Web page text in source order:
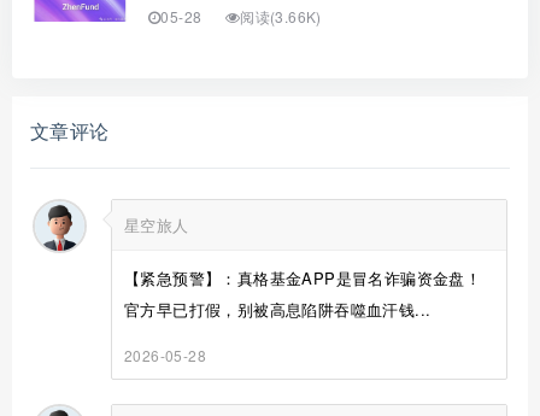
05-28 阅读(3.66K)
文章评论
星空旅人
【紧急预警】：真格基金APP是冒名诈骗资金盘！
官方早已打假，别被高息陷阱吞噬血汗钱...
2026-05-28